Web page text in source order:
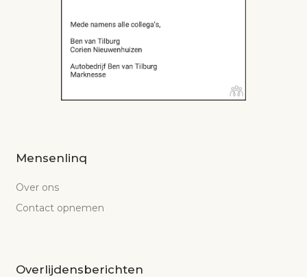
Mensenlinq
Over ons
Contact opnemen
Overlijdensberichten